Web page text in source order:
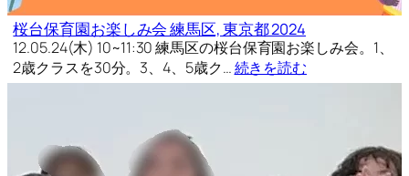
桜台保育園お楽しみ会 練馬区, 東京都 2024
12.05.24(木) 10~11:30 練馬区の桜台保育園お楽しみ会。1、
2歳クラスを30分。3、4、5歳ク…続きを読む